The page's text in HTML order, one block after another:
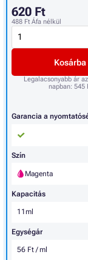
620 Ft
488 Ft Áfa nélkül
Kosárba
Legalacsonyabb ár
napban: 545
Garancia a
Szín
Magenta
Kapacitás
11ml
Egységár
56 Ft / ml